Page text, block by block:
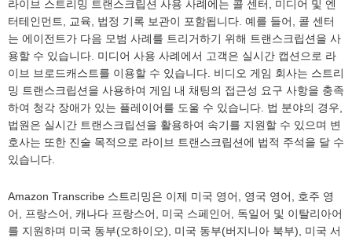
라이브 스트리밍 트랜스크립션 사용 사례에는 콜 센터, 미디어 및 엔
터테인먼트, 교육, 법정 기록 보관이 포함됩니다. 예를 들어, 콜 센터
는 에이전트가 다음 모범 사례를 트리거하기 위해 트랜스크립션을 사
용할 수 있습니다. 미디어 사용 사례에서 고객은 실시간 캡션으로 라
이브 브로드캐스트를 이용할 수 있습니다. 비디오 게임 회사는 스트리
밍 트랜스크립션을 사용하여 게임 내 채팅의 접근성 요구 사항을 충족
하여 청각 장애가 있는 플레이어를 도울 수 있습니다. 법 분야의 경우,
법원은 실시간 트랜스크립션을 활용하여 속기를 지원할 수 있으며 변
호사는 또한 진술 목적으로 라이브 트랜스크립션에 법적 주석을 달 수
있습니다.
Amazon Transcribe 스트리밍은 이제 미국 영어, 영국 영어, 호주 영
어, 프랑스어, 캐나다 프랑스어, 미국 스페인어, 독일어 및 이탈리아어
를 지원하며 미국 동부(오하이오), 미국 동부(버지니아 북부), 미국 서